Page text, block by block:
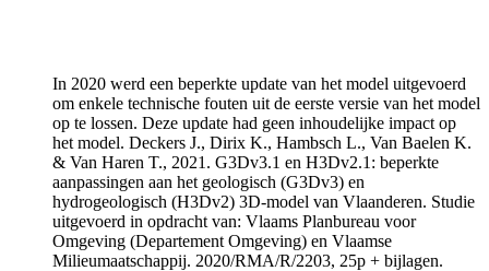
In 2020 werd een beperkte update van het model uitgevoerd
om enkele technische fouten uit de eerste versie van het model
op te lossen. Deze update had geen inhoudelijke impact op
het model. Deckers J., Dirix K., Hambsch L., Van Baelen K.
& Van Haren T., 2021. G3Dv3.1 en H3Dv2.1: beperkte
aanpassingen aan het geologisch (G3Dv3) en
hydrogeologisch (H3Dv2) 3D-model van Vlaanderen. Studie
uitgevoerd in opdracht van: Vlaams Planbureau voor
Omgeving (Departement Omgeving) en Vlaamse
Milieumaatschappij. 2020/RMA/R/2203, 25p + bijlagen.